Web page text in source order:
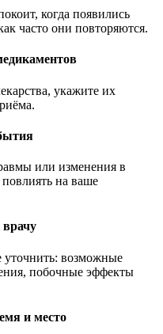
когда появились
часто они повторяются.
укажите их
или изменения в
на ваше
уточнить: возможные
побочные эффекты
и место